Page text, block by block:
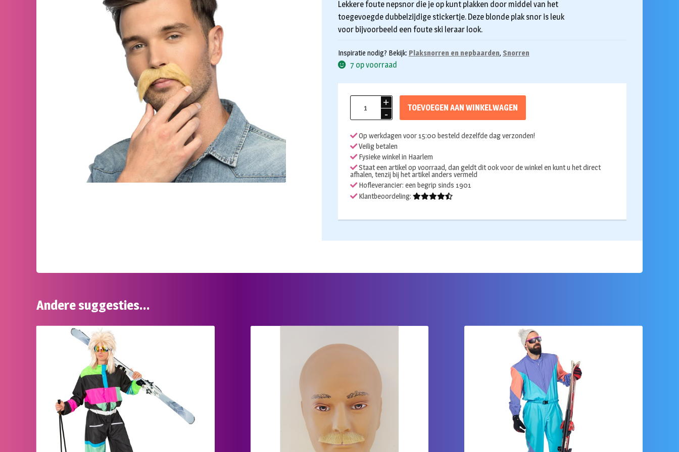
Lekkere foute nepsnor die je op kunt plakken door middel van het
toegevoegde dubbelzijdige stickertje. Deze blonde plak snor is leuk
voor bijvoorbeeld een foute ski leraar look.
Inspiratie nodig? Bekijk: Plaksnorren en nepbaarden, Snorren
7 op voorraad
Johan
aantal
TOEVOEGEN AAN WINKELWAGEN
Op werkdagen voor 15:00 besteld dezelfde dag verzonden!
Veilig betalen
Fysieke winkel in Haarlem
Staat een artikel op voorraad, dan geldt dit ook voor de winkel en kunt u het direct
afhalen, tenzij bij het artikel anders vermeld
Hofleverancier: een begrip sinds 1901
Klantbeoordeling:
Andere suggesties…